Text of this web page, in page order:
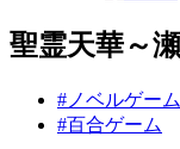
聖霊天華～
#ノベルゲーム
#百合ゲーム